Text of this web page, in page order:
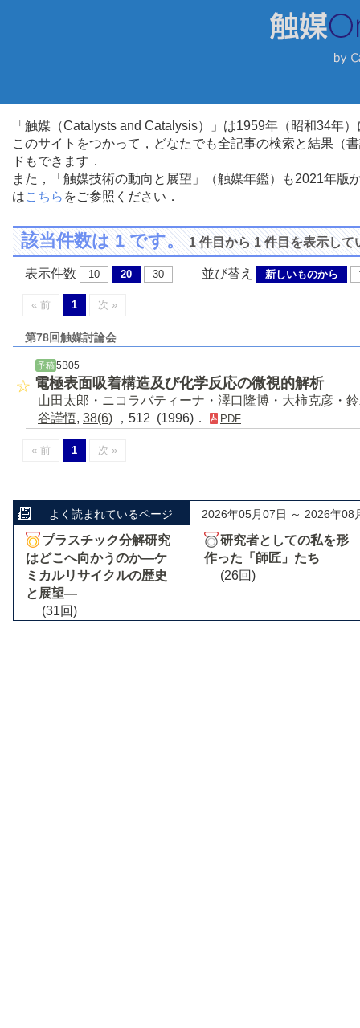
「触媒（Catalysts and Catalysis）」は1959年（昭和34年
このサイトをつかって，どなたでも全記事の検索と結果（
ドもできます．
また，「触媒技術の動向と展望」（触媒年鑑）も2021年
はこちら をご参照ください．
該当件数は 1 です。1 件目から 1 件目を表示して
表示件数 10 20 30 並び替え 新しいものから
« 前 1 次 »
第78回触媒討論会
予稿 5B05
電極表面吸着構造及び化学反応の微視的解析
山田太郎 ・ ニコラバティーナ ・ 澤口隆博 ・ 大柿克彦 ・
谷謹悟, 38(6) ，512 (1996)． PDF
« 前 1 次 »
よく読まれているページ 2026年05月07日 ～ 2026年08
プラスチック分解研究
はどこへ向かうのか―ケ
ミカルリサイクルの歴史
と展望―
(31回)
研究者としての私を形
作った「師匠」たち
(26回)